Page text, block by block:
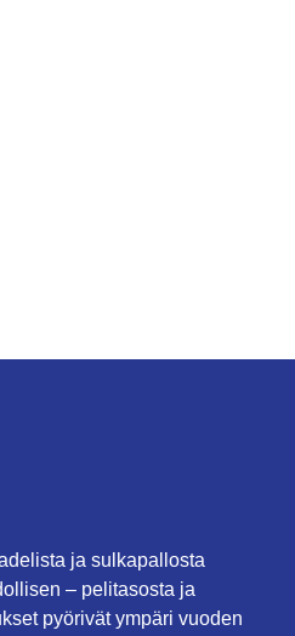
ja sulkapallosta
– pelitasosta ja
pyörivät ympäri vuoden